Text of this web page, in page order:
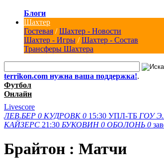
Блоги
Шахтер
Гостевая /Шахтер - Новости
Шахтер - Игры /Шахтер - Состав
Трансферы Шахтера
terrikon.com нужна ваша поддержка!.
Футбол
Онлайн
Livescore
ЛЕВ.БЕР 0 КУДРОВК 0 15:30 УПЛ-ТБ ГОУ
КАЙЗЕРС 21:30 БУКОВИН 0 ОБОЛОНЬ 0
Брайтон : Матчи